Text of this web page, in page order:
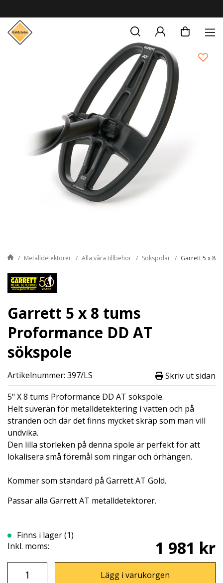
Metalldetektorer Alla våra tillbehör Sökspolar Garrett 5 x 8
Garrett 5 x 8 tums
Proformance DD AT
sökspole
Artikelnummer: 397/LS
Skriv ut sidan
5" X 8 tums Proformance DD AT sökspole.
Helt suverän för metalldetektering i vatten och på
stranden och där det finns mycket skräp som man vill
undvika.
Den lilla storleken på denna spole är perfekt för att
lokalisera små föremål som ringar och örhängen.
Kommer som standard på Garrett AT Gold.
Passar alla Garrett AT metalldetektorer.
Finns i lager (1)
Inkl. moms:
1 981 kr
Lägg i varukorgen